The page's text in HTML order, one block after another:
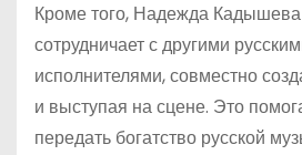
Кроме того, Надежда Кадышева
сотрудничает с другими
исполнителями, совместно
и выступая на сцене. Это
передать богатство русской